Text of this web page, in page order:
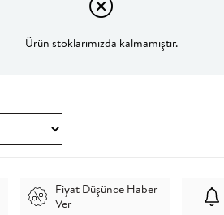
Ürün stoklarımızda kalmamıştır.
Fiyat Düşünce Haber
Ver